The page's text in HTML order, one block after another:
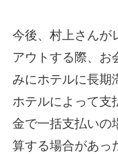
今後、村上さんが
アウトする際、お
みにホテルに長期
ホテルによって支
金で一括支払いの
算する場合があっ